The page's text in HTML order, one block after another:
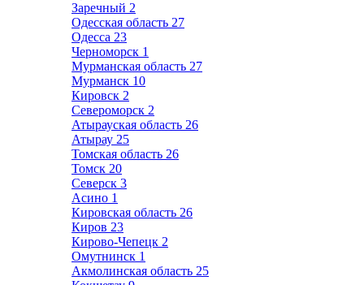
Заречный 2
Одесская область 27
Одесса 23
Черноморск 1
Мурманская область 27
Мурманск 10
Кировск 2
Североморск 2
Атырауская область 26
Атырау 25
Томская область 26
Томск 20
Северск 3
Асино 1
Кировская область 26
Киров 23
Кирово-Чепецк 2
Омутнинск 1
Акмолинская область 25